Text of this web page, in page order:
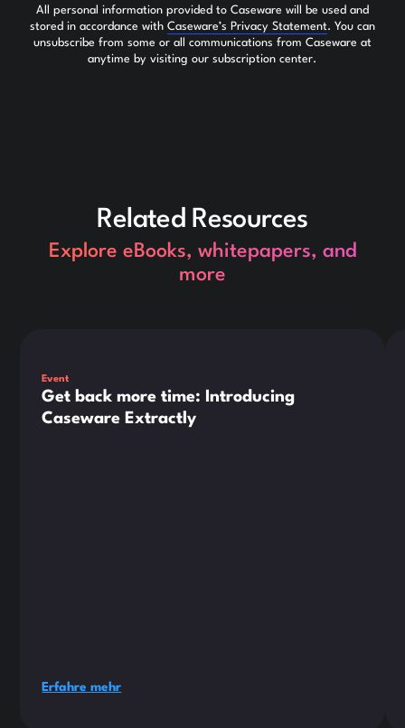
All personal information provided to Caseware will be used and
stored in accordance with Caseware’s Privacy Statement. You can
unsubscribe from some or all communications from Caseware at
anytime by visiting our subscription center.
Related Resources
Explore eBooks, whitepapers, and
more
Event
Get back more time: Introducing
Caseware Extractly
Erfahre mehr